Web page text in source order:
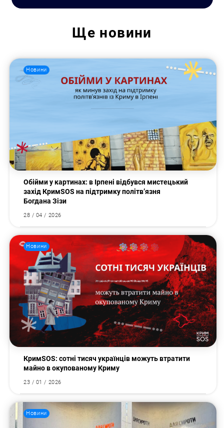
Ще новини
Новини
Обійми у картинах: в Ірпені відбувся мистецький
захід КримSOS на підтримку політв’язня
Богдана Зізи
28 / 04 / 2026
Новини
КримSOS: сотні тисяч українців можуть втратити
майно в окупованому Криму
23 / 01 / 2026
Новини